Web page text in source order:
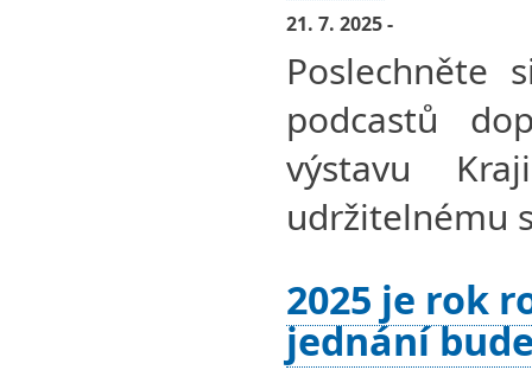
21. 7. 2025 -
Poslechněte
podcastů
výstavu
udržitelnému
2025 je rok
jednání